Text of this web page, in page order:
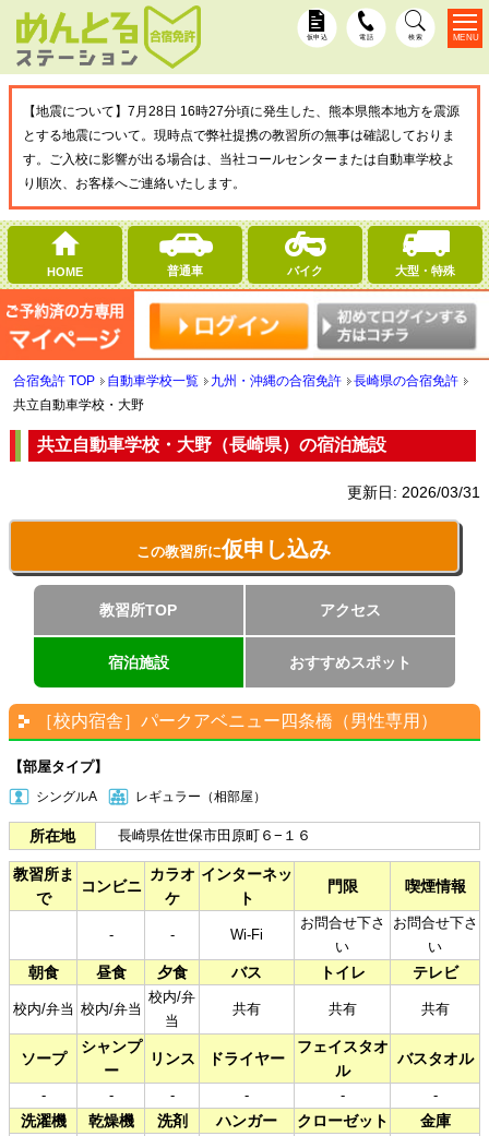
仮申込 電話 検索
【地震について】7月28日 16時27分頃に発生した、熊本県熊本地方を震源
とする地震について。現時点で弊社提携の教習所の無事は確認しておりま
す。ご入校に影響が出る場合は、当社コールセンターまたは自動車学校よ
り順次、お客様へご連絡いたします。
HOME 普通車 バイク 大型・特殊
MENU
合宿免許 TOP 自動車学校一覧 九州・沖縄の合宿免許
長崎県の合宿免許
共立自動車学校・大野
共立自動車学校・大野（長崎県）の宿泊施設
更新日: 2026/03/31
この教習所に仮申し込み
教習所TOP アクセス
宿泊施設 おすすめスポット
［校内宿舎］パークアベニュー四条橋（男性専用）
【部屋タイプ】
シングルA
レギュラー（相部屋）
所在地 長崎県佐世保市田原町６−１６
教習所ま
で
コンビニ
カラオ
ケ
インターネッ
ト
門限 喫煙情報
- - Wi-Fi
お問合せ下さ
い
お問合せ下さ
い
朝食 昼食 夕食 バス トイレ テレビ
校内/弁当 校内/弁当
校内/弁
当
共有 共有 共有
ソープ
シャンプ
ー
リンス ドライヤー
フェイスタオ
ル
バスタオル
- - - - - -
洗濯機 乾燥機 洗剤 ハンガー クローゼット 金庫